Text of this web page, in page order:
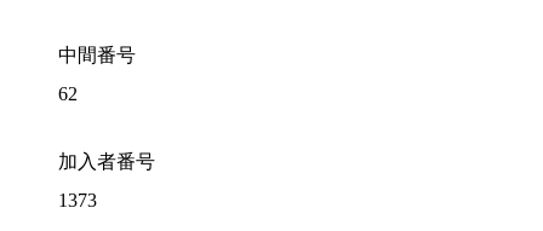
中間番号
62
加入者番号
1373